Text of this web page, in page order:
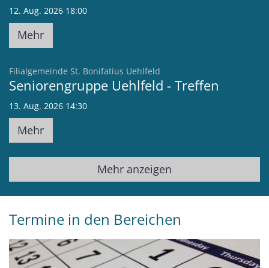
12. Aug. 2026 18:00
Mehr
Filialgemeinde St. Bonifatius Uehlfeld
Seniorengruppe Uehlfeld - Treffen
13. Aug. 2026 14:30
Mehr
Mehr anzeigen
Termine in den Bereichen